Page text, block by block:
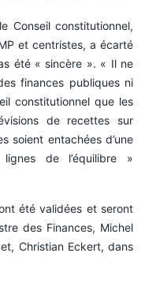
Conseil constitutionnel,
et centristes, a écarté
été « sincère ». « Il ne
finances publiques ni
constitutionnel que les
de recettes sur
soient entachées d’une
de l’équilibre »
été validées et seront
des Finances, Michel
Christian Eckert, dans